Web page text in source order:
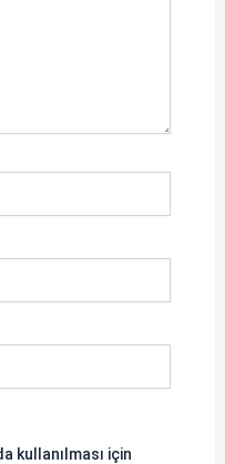
kullanılması için